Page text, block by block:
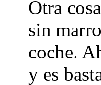
Otra
sin
coche.
y es